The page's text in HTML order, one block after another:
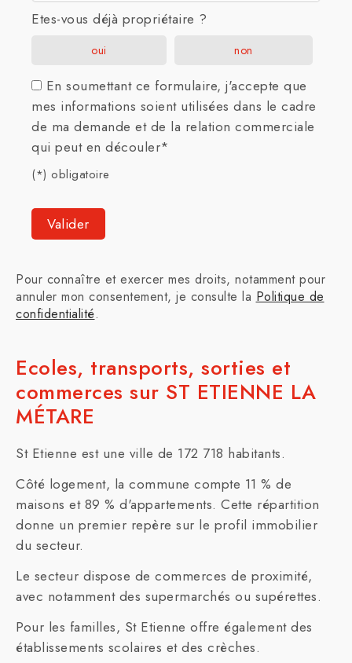
Etes-vous déjà propriétaire ?
oui non
En soumettant ce formulaire, j'accepte que
mes informations soient utilisées dans le cadre
de ma demande et de la relation commerciale
qui peut en découler*
(*) obligatoire
Pour connaître et exercer mes droits, notamment pour
annuler mon consentement, je consulte la Politique de
confidentialité.
Ecoles, transports, sorties et
commerces sur ST ETIENNE LA
MÉTARE
St Etienne est une ville de 172 718 habitants.
Côté logement, la commune compte 11 % de
maisons et 89 % d'appartements. Cette répartition
donne un premier repère sur le profil immobilier
du secteur.
Le secteur dispose de commerces de proximité,
avec notamment des supermarchés ou supérettes.
Pour les familles, St Etienne offre également des
établissements scolaires et des crèches.